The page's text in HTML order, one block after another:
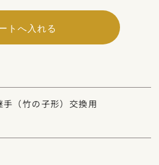
（竹の子形）交換用